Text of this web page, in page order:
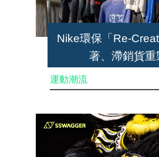
Nike環保「Re-
著、滯銷貨
運動潮流